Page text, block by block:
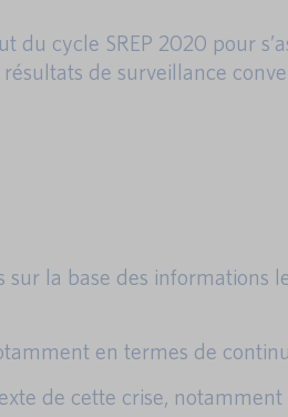
cycle SREP 2020 pour
de surveillance
la base des informations
en termes de
de cette crise,